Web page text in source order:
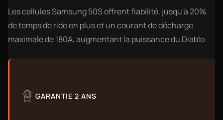
Les cellules Samsung 50S offrent fiabilité, jusqu'à 20%
de temps de ride en plus et un courant de décharge
maximale de 180A, augmentant la puissance du Diablo.
GARANTIE 2 ANS